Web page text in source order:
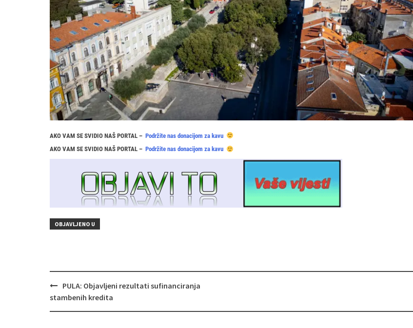
AKO VAM SE SVIDIO NAŠ PORTAL – Podržite nas donacijom za kavu
AKO VAM SE SVIDIO NAŠ PORTAL – Podržite nas donacijom za kavu
OBJAVLJENO U
Navigacija
objava
PULA: Objavljeni rezultati sufinanciranja
stambenih kredita